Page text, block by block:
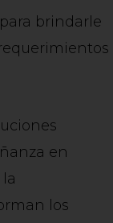
brindarle
en
los